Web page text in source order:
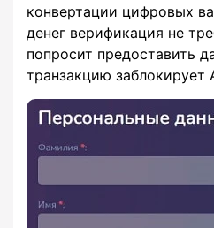
конвертации цифровых
денег верификация не
попросит предоставить
транзакцию заблокирует